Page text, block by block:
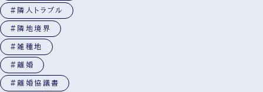
#隣人トラブル
#隣地境界
#雑種地
#離婚
#離婚協議書